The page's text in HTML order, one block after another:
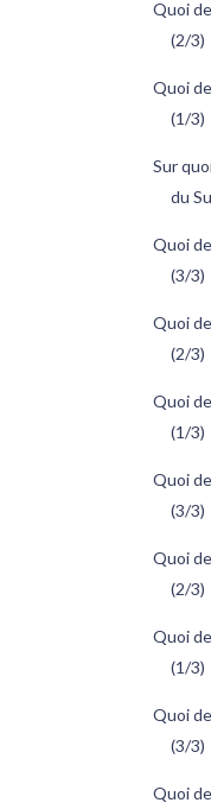
Quoi
(2/3)
Quoi
(1/3)
Sur
du
Quoi
(3/3)
Quoi
(2/3)
Quoi
(1/3)
Quoi
(3/3)
Quoi
(2/3)
Quoi
(1/3)
Quoi
(3/3)
Quoi